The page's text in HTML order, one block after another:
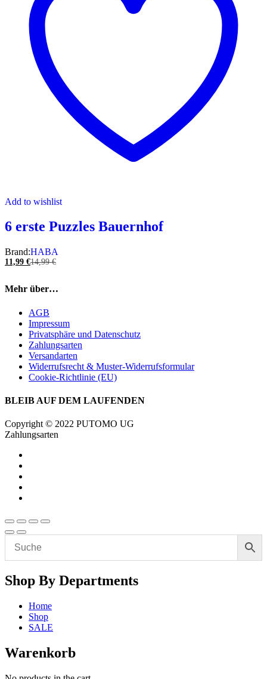
Add to wishlist
6 erste Puzzles Bauernhof
Brand:HABA
11,99 €14,99€
Mehr über…
AGB
Impressum
Privatsphäre und Datenschutz
Zahlungsarten
Versandarten
Widerrufsrecht & Muster-Widerrufsformular
Cookie-Richtlinie (EU)
BLEIB AUF DEM LAUFENDEN
Copyright © 2022 PUTOMO UG
Zahlungsarten
Shop By Departments
Home
Shop
SALE
Warenkorb